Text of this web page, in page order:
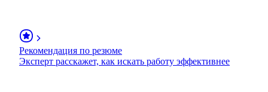
Рекомендация по резюме
Эксперт расскажет, как искать работу эффективнее